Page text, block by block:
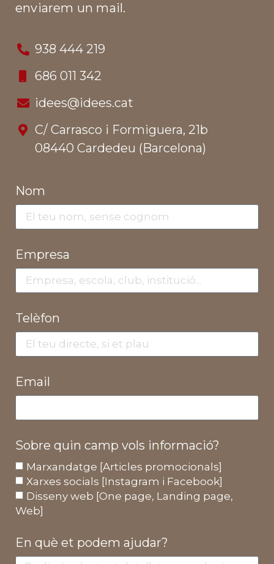
enviarem un mail.
938 444 219
686 011 342
idees@idees.cat
C/ Carrasco i Formiguera, 21b
08440 Cardedeu (Barcelona)
Nom
Empresa
Telèfon
Email
Sobre quin camp vols informació?
Marxandatge [Articles promocionals]
Xarxes socials [Instagram i Facebook]
Disseny web [One page, Landing page,
Web]
En què et podem ajudar?